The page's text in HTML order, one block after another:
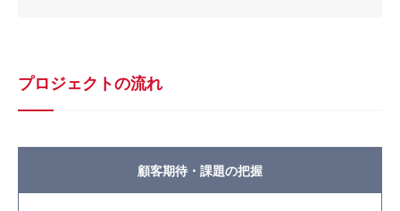
プロジェクトの流れ
顧客期待・課題の把握